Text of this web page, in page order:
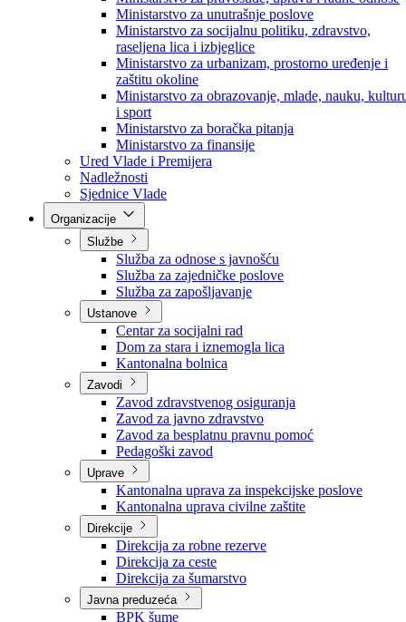
Ministarstva
Ministarstvo za privredu
Ministarstvo za pravosuđe, upravu i radne odnose
Ministarstvo za unutrašnje poslove
Ministarstvo za socijalnu politiku, zdravstvo,
raseljena lica i izbjeglice
Ministarstvo za urbanizam, prostorno uređenje i
zaštitu okoline
Ministarstvo za obrazovanje, mlade, nauku,
i sport
Ministarstvo za boračka pitanja
Ministarstvo za finansije
Ured Vlade i Premijera
Nadležnosti
Sjednice Vlade
Službe
Služba za odnose s javnošću
Služba za zajedničke poslove
Služba za zapošljavanje
Ustanove
Centar za socijalni rad
Dom za stara i iznemogla lica
Kantonalna bolnica
Zavodi
Zavod zdravstvenog osiguranja
Zavod za javno zdravstvo
Zavod za besplatnu pravnu pomoć
Pedagoški zavod
Uprave
Kantonalna uprava za inspekcijske poslove
Kantonalna uprava civilne zaštite
Direkcije
Direkcija za robne rezerve
Direkcija za ceste